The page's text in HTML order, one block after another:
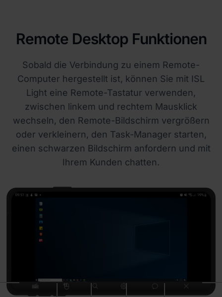
Remote Desktop Funktionen
Sobald die Verbindung zu einem Remote-
Computer hergestellt ist, können Sie mit ISL
Light eine Remote-Tastatur verwenden,
zwischen linkem und rechtem Mausklick
wechseln, den Remote-Bildschirm vergrößern
oder verkleinern, den Task-Manager starten,
einen schwarzen Bildschirm anfordern und mit
Ihrem Kunden chatten.